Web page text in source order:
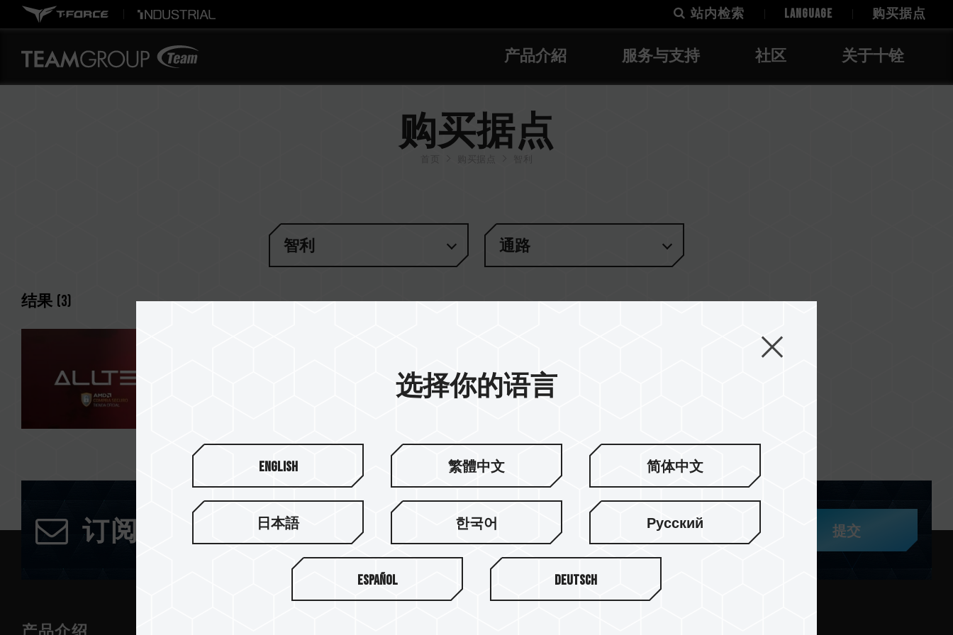
站内检索 LANGUAGE 购买据点
产品介紹 服务与支持 社区 关于十铨
购买据点
购买据点 智利
智利 通路
结果 (3)
订阅电子报 提交
选择你的语言
English 繁體中文 简体中文
日本語 한국어 Русский
Español Deutsch